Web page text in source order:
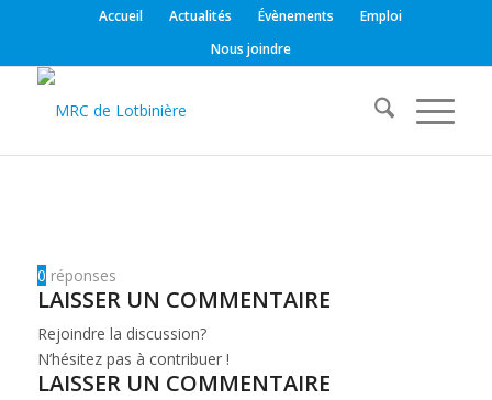
Accueil Actualités Évènements
Emploi
Nous joindre
0 réponses
LAISSER UN COMMENTAIRE
Rejoindre la discussion?
N’hésitez pas à contribuer !
LAISSER UN COMMENTAIRE